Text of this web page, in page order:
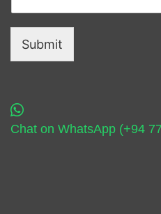
Submit
Chat on WhatsApp (+94